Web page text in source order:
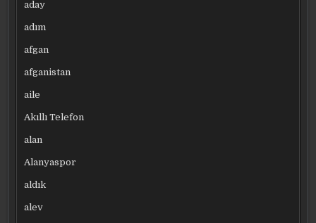
aday
adım
afgan
afganistan
aile
Akıllı Telefon
alan
Alanyaspor
aldık
alev